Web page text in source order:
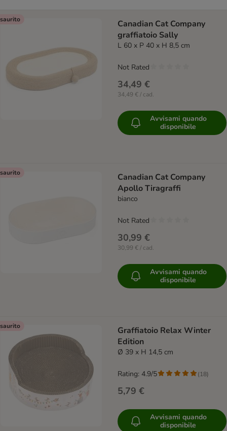
Canadian Cat Company
graffiatoio Sally
L 60 x P 40 x H 8,5 cm
34,49 €
34,49 € / cad.
Not Rated
Avvisami quando
disponibile
Canadian Cat Company
Apollo Tiragraffi
bianco
30,99 €
30,99 € / cad.
Not Rated
Avvisami quando
disponibile
Graffiatoio Relax Winter
Edition
Ø 39 x H 14,5 cm
5,79 €
Rating: 4.9/5 (18)
Avvisami quando
disponibile